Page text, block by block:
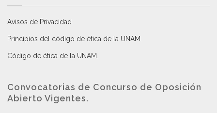
Avisos de Privacidad
Principios del código de ética de la UNAM
Código de ética de la UNAM
Convocatorias de Concurso de Oposición
Abierto Vigentes.